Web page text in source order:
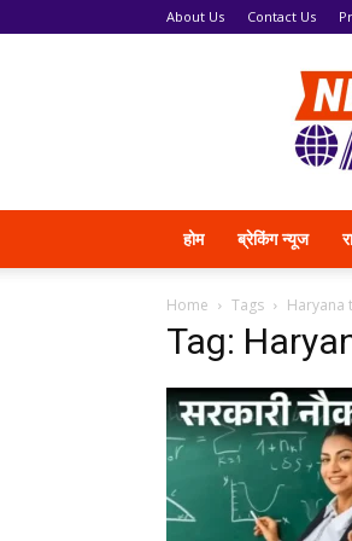
About Us Contact Us
होम ब्रेकिंग न्यूज
Home Tags Haryana
Tag: